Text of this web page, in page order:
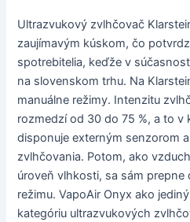
Ultrazvukový zvlhčovač
zaujímavým kúskom, čo
spotrebitelia, keďže v
na slovenskom trhu. Na
manuálne režimy. Intenzitu
rozmedzí od 30 do 75 %, a to
disponuje externým senzorom
zvlhčovania. Potom, ako
úroveň vlhkosti, sa sám
režimu. VapoAir Onyx ako
kategóriu ultrazvukových